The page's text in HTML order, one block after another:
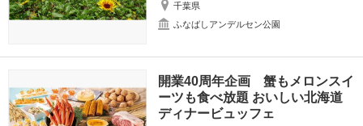
千葉県
ふなばしアンデルセン公園
開業40周年企画 蟹もメロンスイ
ーツも食べ放題 おいしい北海道
ディナービュッフェ